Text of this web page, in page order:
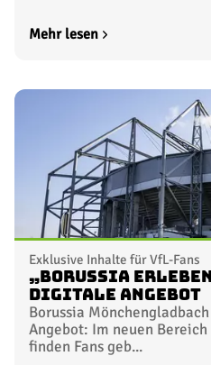
Mehr lesen
Exklusive Inhalte für VfL-Fans
„Borussia
digitale Angebot
Borussia
Angebot: Im neuen Bereich
finden Fans geb...